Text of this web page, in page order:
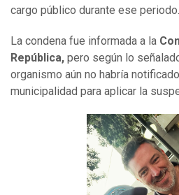
cargo público durante ese periodo.
La condena fue informada a la
República, pero según lo
organismo aún no habría
municipalidad para aplicar la